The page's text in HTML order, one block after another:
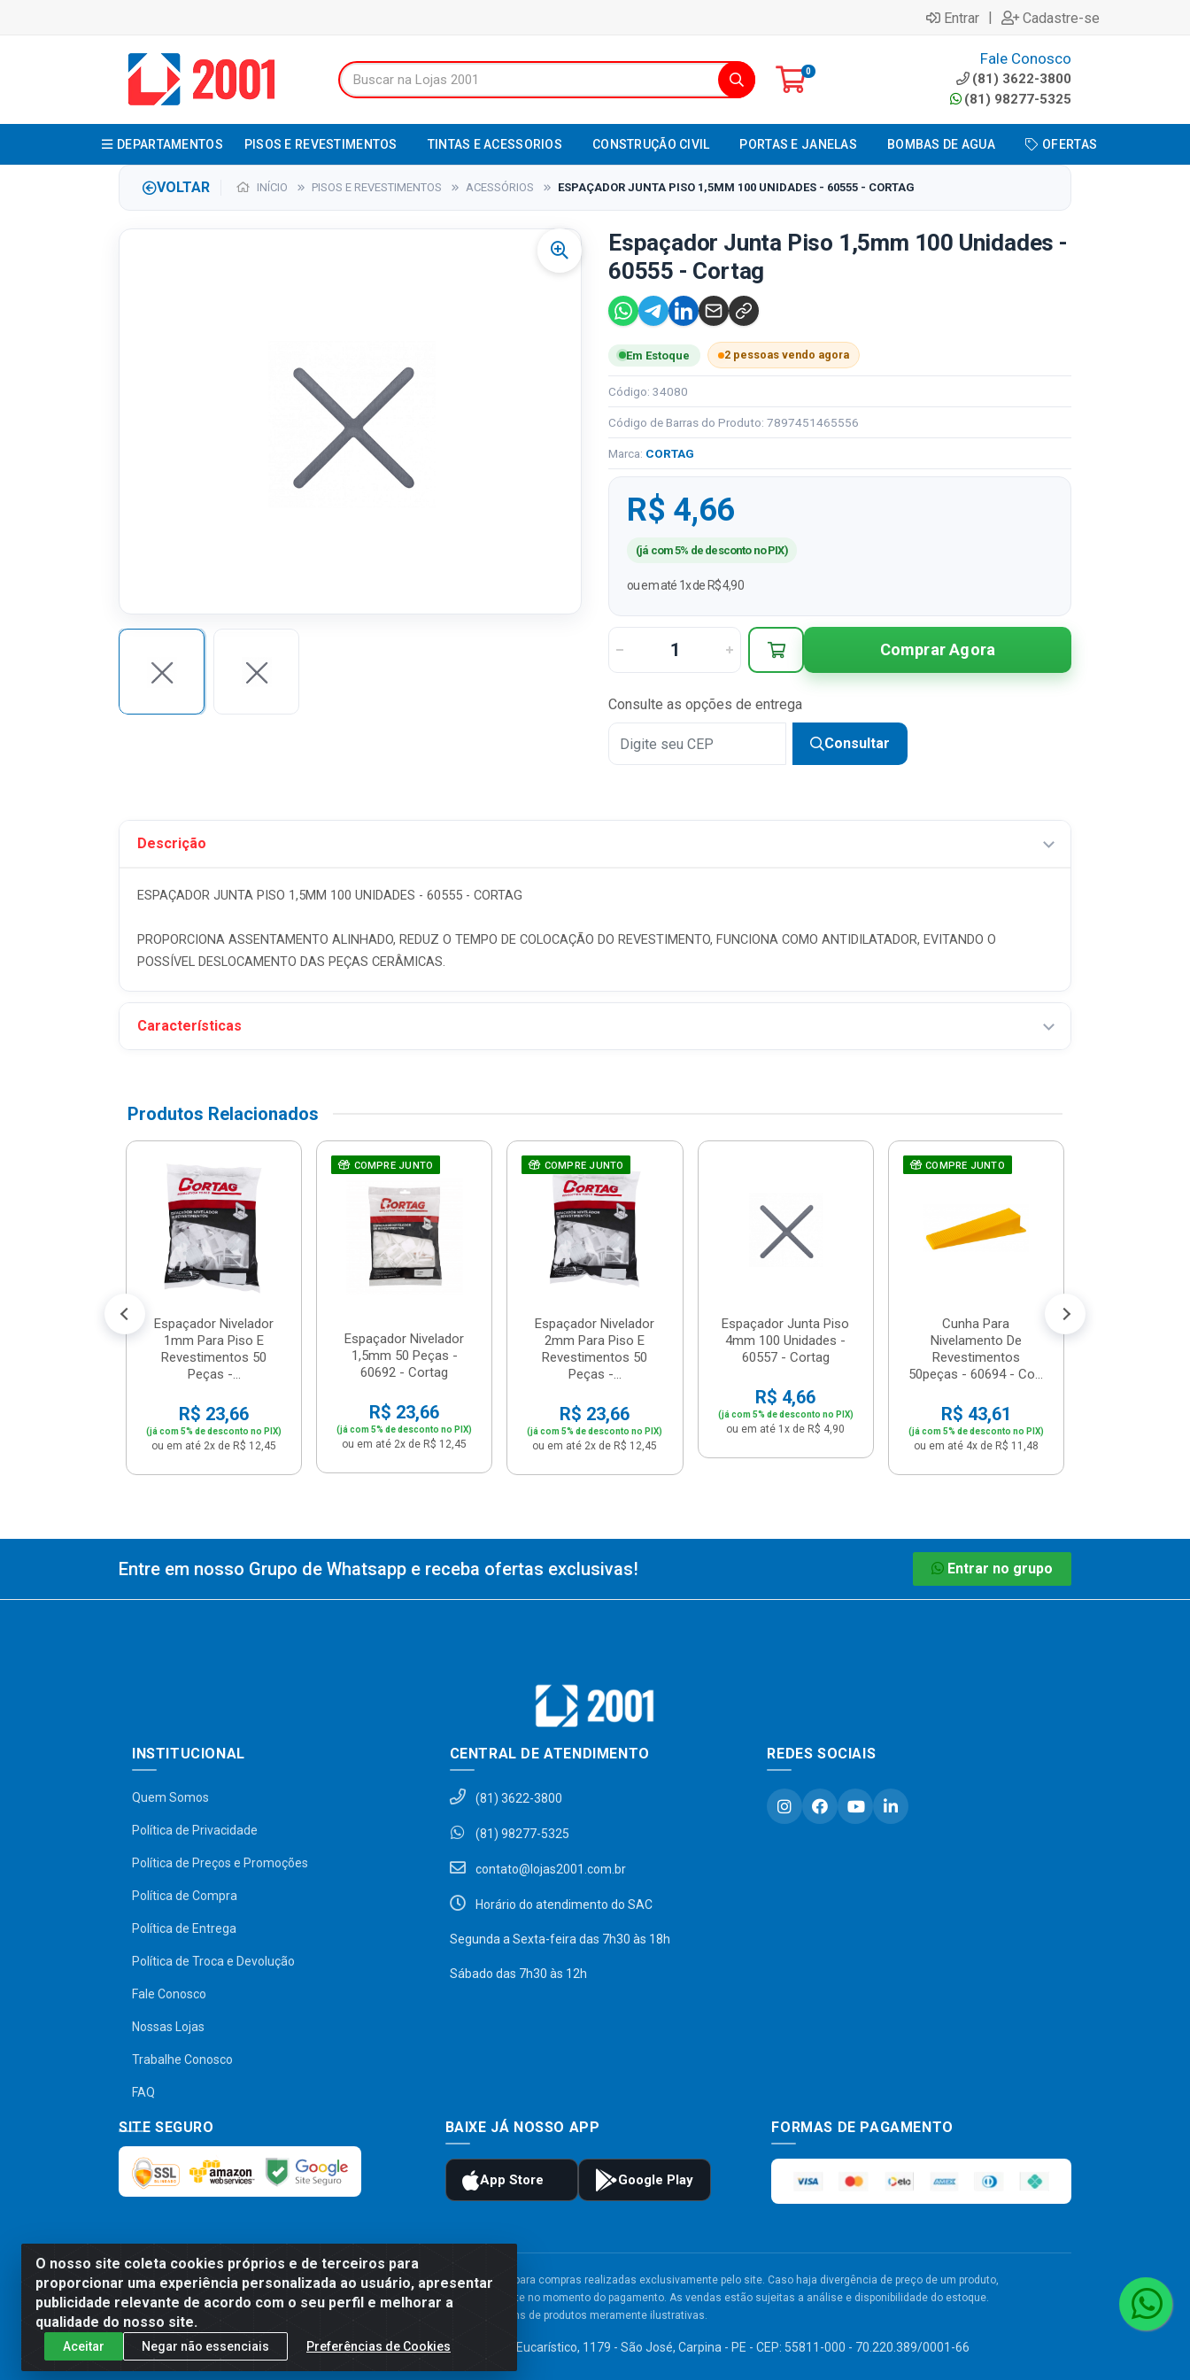
Entrar | Cadastre-se
0
Fale Conosco
(81) 3622-3800
(81) 98277-5325
DEPARTAMENTOS PISOS E REVESTIMENTOS TINTAS E ACESSORIOS CONSTRUÇÃO CIVIL PORTAS E JANELAS BOMBAS DE AGUA OFERTAS
VOLTAR INÍCIO PISOS E REVESTIMENTOS ACESSÓRIOS ESPAÇADOR JUNTA PISO 1,5MM 100 UNIDADES - 60555 - CORTAG
Espaçador Junta Piso 1,5mm 100 Unidades -
60555 - Cortag
Em Estoque 2 pessoas vendo agora
Código: 34080
Código de Barras do Produto: 7897451465556
Marca: CORTAG
R$ 4,66
(já com 5% de desconto no PIX)
ou em até 1x de R$ 4,90
Comprar Agora
Consulte as opções de entrega
Consultar
Descrição
ESPAÇADOR JUNTA PISO 1,5MM 100 UNIDADES - 60555 - CORTAG
PROPORCIONA ASSENTAMENTO ALINHADO, REDUZ O TEMPO DE COLOCAÇÃO DO REVESTIMENTO, FUNCIONA COMO ANTIDILATADOR, EVITANDO O
POSSÍVEL DESLOCAMENTO DAS PEÇAS CERÂMICAS.
Características
Produtos Relacionados
Espaçador Nivelador
1mm Para Piso E
Revestimentos 50
Peças -...
R$ 23,66
(já com 5% de desconto no PIX)
ou em até 2x de R$ 12,45
COMPRE JUNTO
Espaçador Nivelador
1,5mm 50 Peças -
60692 - Cortag
R$ 23,66
(já com 5% de desconto no PIX)
ou em até 2x de R$ 12,45
COMPRE JUNTO
Espaçador Nivelador
2mm Para Piso E
Revestimentos 50
Peças -...
R$ 23,66
(já com 5% de desconto no PIX)
ou em até 2x de R$ 12,45
Espaçador Junta Piso
4mm 100 Unidades -
60557 - Cortag
R$ 4,66
(já com 5% de desconto no PIX)
ou em até 1x de R$ 4,90
COMPRE JUNTO
Cunha Para
Nivelamento De
Revestimentos
50peças - 60694 - Co...
R$ 43,61
(já com 5% de desconto no PIX)
ou em até 4x de R$ 11,48
O nosso site coleta cookies próprios e de terceiros para
proporcionar uma experiência personalizada ao usuário, apresentar
publicidade relevante de acordo com o seu perfil e melhorar a
qualidade do nosso site.
Aceitar Negar não essenciais Preferências de Cookies
Entre em nosso Grupo de Whatsapp e receba ofertas exclusivas! Entrar no grupo
INSTITUCIONAL
Quem Somos
Política de Privacidade
Política de Preços e Promoções
Política de Compra
Política de Entrega
Política de Troca e Devolução
Fale Conosco
Nossas Lojas
Trabalhe Conosco
FAQ
CENTRAL DE ATENDIMENTO
(81) 3622-3800
(81) 98277-5325
contato@lojas2001.com.br
Horário do atendimento do SAC
Segunda a Sexta-feira das 7h30 às 18h
Sábado das 7h30 às 12h
REDES SOCIAIS
SITE SEGURO BAIXE JÁ NOSSO APP FORMAS DE PAGAMENTO
Preços, promoções, condições de pagamento e frete são válidos para compras realizadas exclusivamente pelo site. Caso haja divergência de preço de um produto,
será válido o preço que for exibido no carrinho de compras do site no momento do pagamento. As vendas estão sujeitas a análise e disponibilidade do estoque.
Imagens de produtos meramente ilustrativas.
Comercial de Construção 2001 LTDA - Av. Congresso Eucarístico, 1179 - São José, Carpina - PE - CEP: 55811-000 - 70.220.389/0001-66